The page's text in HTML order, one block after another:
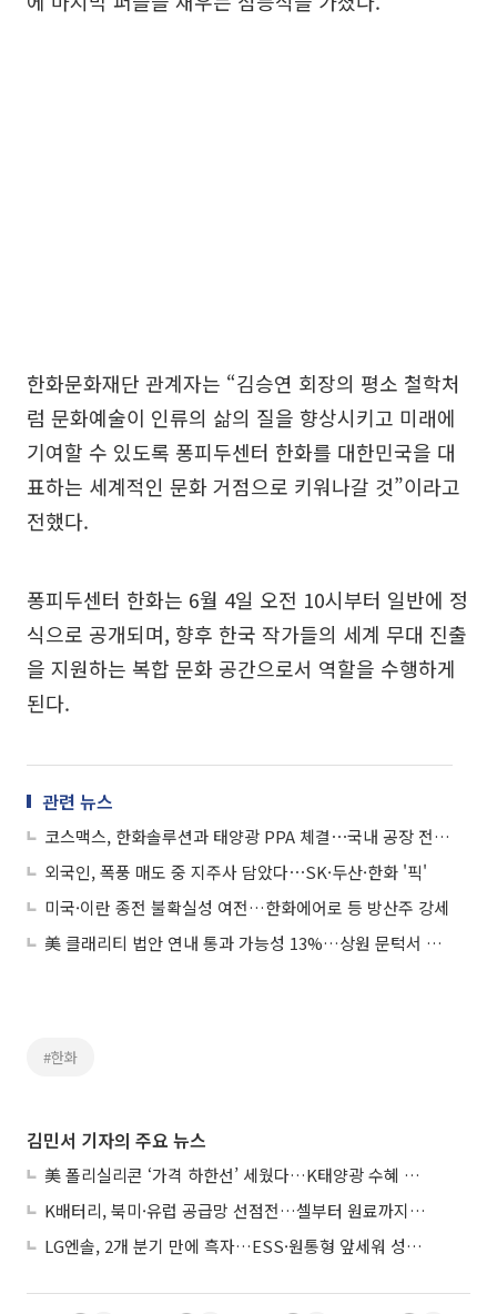
한화문화재단 관계자는 “김승연 회장의 평소 철학처
럼 문화예술이 인류의 삶의 질을 향상시키고 미래에
기여할 수 있도록 퐁피두센터 한화를 대한민국을 대
표하는 세계적인 문화 거점으로 키워나갈 것”이라고
전했다.
퐁피두센터 한화는 6월 4일 오전 10시부터 일반에 정
식으로 공개되며, 향후 한국 작가들의 세계 무대 진출
을 지원하는 복합 문화 공간으로서 역할을 수행하게
된다.
관련 뉴스
코스맥스, 한화솔루션과 태양광 PPA 체결⋯국내 공장 전력 40% 재생에너지로
외국인, 폭풍 매도 중 지주사 담았다⋯SK·두산·한화 '픽'
미국·이란 종전 불확실성 여전…한화에어로 등 방산주 강세
美 클래리티 법안 연내 통과 가능성 13%…상원 문턱서 제동
#한화
김민서 기자의 주요 뉴스
美 폴리실리콘 ‘가격 하한선’ 세웠다…K태양광 수혜 기대
K배터리, 북미·유럽 공급망 선점전…셀부터 원료까지 현지화
LG엔솔, 2개 분기 만에 흑자…ESS·원통형 앞세워 성장 가속